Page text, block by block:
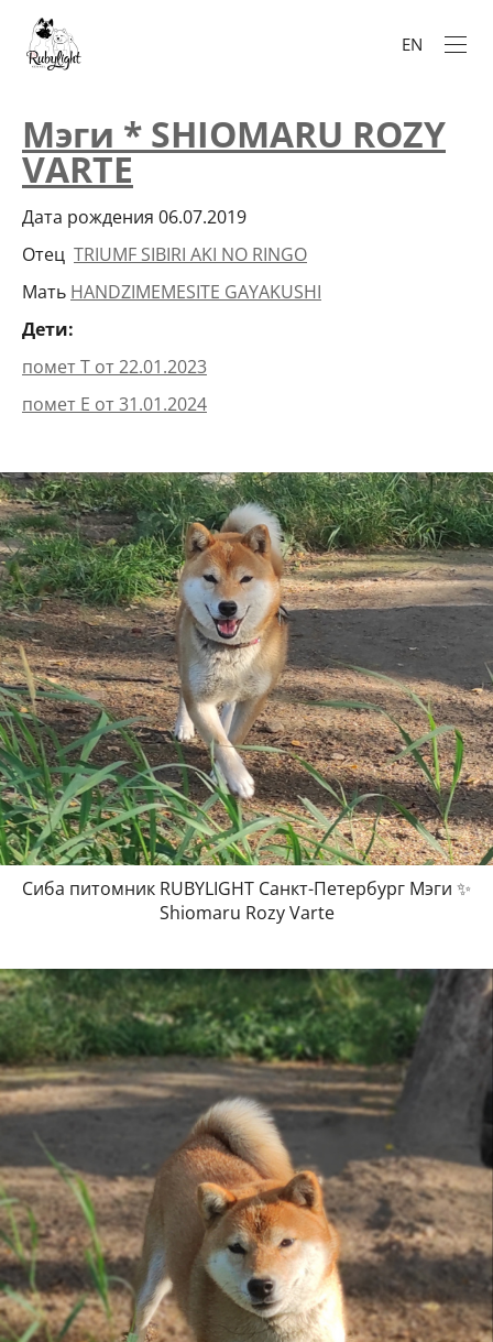
EN
Мэги * SHIOMARU ROZY
VARTE
Дата рождения 06.07.2019
Отец TRIUMF SIBIRI AKI NO RINGO
Мать HANDZIMEMESITE GAYAKUSHI
Дети:
помет Т от 22.01.2023
помет Е от 31.01.2024
Сиба питомник RUBYLIGHT Санкт-Петербург Мэги ✨
Shiomaru Rozy Varte